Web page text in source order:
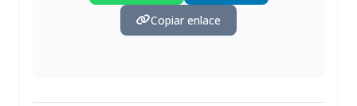
Copiar enlace